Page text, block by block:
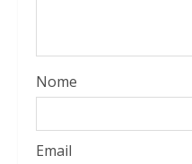
Nome
Email